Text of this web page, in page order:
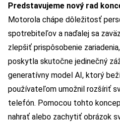
Predstavujeme nový rad
Motorola chápe dôležitosť
spotrebiteľov a naďalej sa
zlepšiť prispôsobenie
poskytla skutočne jedinečný
generatívny model AI, ktorý
používateľom umožnil rozšíriť
telefón. Pomocou tohto
nahrať alebo zachytiť obrázok